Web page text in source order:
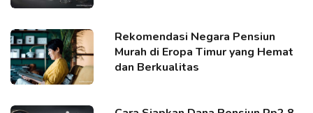
Rekomendasi Negara Pensiun
Murah di Eropa Timur yang Hemat
dan Berkualitas